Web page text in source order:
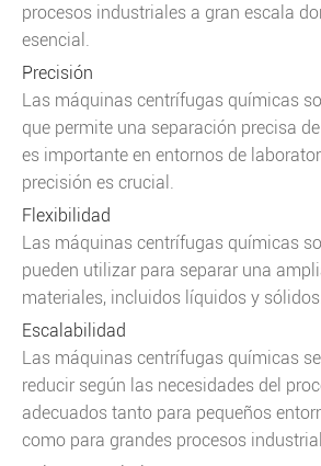
procesos industriales a gran escala
esencial.
Precisión
Las máquinas centrífugas químicas
que permite una separación precisa
es importante en entornos de
precisión es crucial.
Flexibilidad
Las máquinas centrífugas químicas
pueden utilizar para separar una
materiales, incluidos líquidos y
Escalabilidad
Las máquinas centrífugas químicas
reducir según las necesidades del
adecuados tanto para pequeños
como para grandes procesos